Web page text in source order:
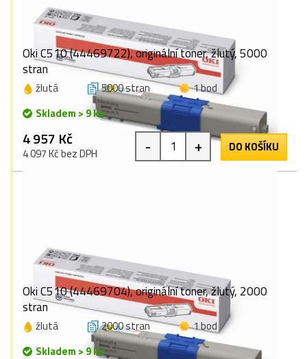
Oki C510 (44469722), originální toner, žlutý, 5000
stran
žlutá 5000 stran
1 bod
Skladem > 9 ks
4 957 Kč
4 097 Kč bez DPH - + DO KOŠÍKU
Oki C510 (44469704), originální toner, žlutý, 2000
stran
žlutá 2000 stran
1 bod
Skladem > 9 ks